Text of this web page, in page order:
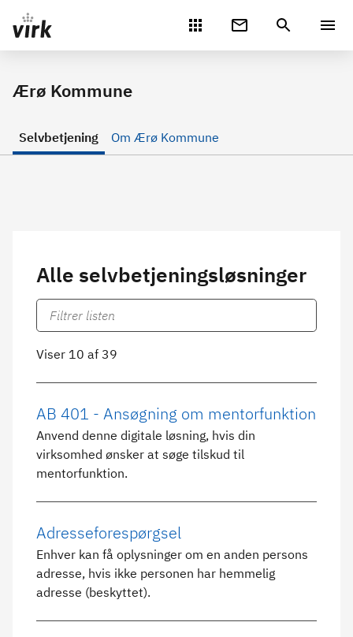
Gå direkte til indhold
Ærø Kommune
Selvbetjening Om Ærø Kommune
Alle selvbetjeningsløsninger
Viser 10 af 39
AB 401 - Ansøgning om mentorfunktion
Anvend denne digitale løsning, hvis din
virksomhed ønsker at søge tilskud til
mentorfunktion.
Adresseforespørgsel
Enhver kan få oplysninger om en anden persons
adresse, hvis ikke personen har hemmelig
adresse (beskyttet).